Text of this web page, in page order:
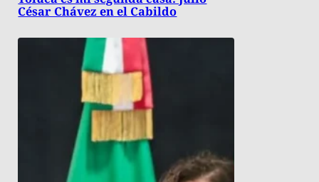
César Chávez en el Cabildo